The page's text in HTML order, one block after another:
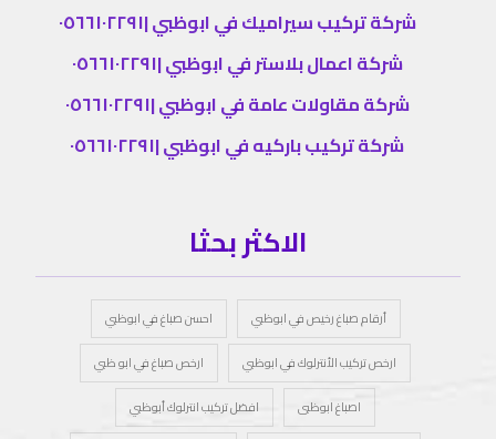
شركة تركيب سيراميك في ابوظبي |٠٥٦٦١٠٢٢٩١
شركة اعمال بلاستر في ابوظبي |٠٥٦٦١٠٢٢٩١
شركة مقاولات عامة في ابوظبي |٠٥٦٦١٠٢٢٩١
شركة تركيب باركيه في ابوظبي |٠٥٦٦١٠٢٢٩١
الاكثر بحثا
أرقام صباغ رخيص في ابوظبي
احسن صباغ في ابوظبي
ارخص تركيب الأنترلوك في ابوظبي
ارخص صباغ في ابو ظبي
اصباغ ابوظبى
افضل تركيب انترلوك أبوظبي